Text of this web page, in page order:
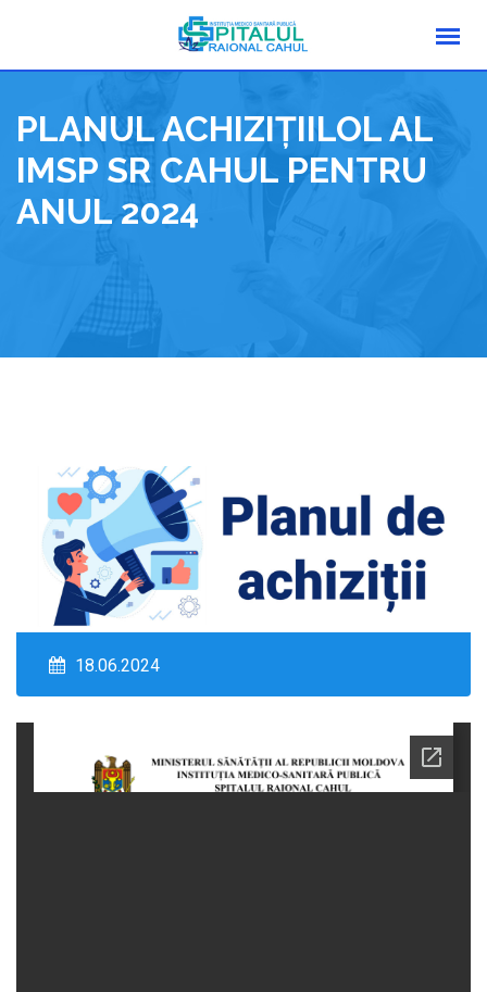
content
PLANUL ACHIZIŢIILOL AL
IMSP SR CAHUL PENTRU
ANUL 2024
18.06.2024